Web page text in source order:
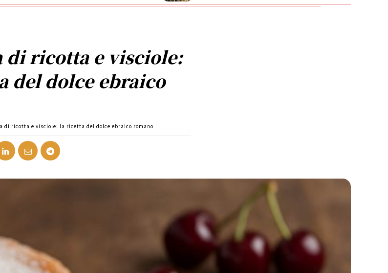
di ricotta e visciole:
del dolce ebraico
di ricotta e visciole: la ricetta del dolce ebraico romano